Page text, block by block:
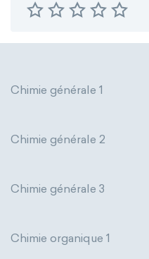
Chimie générale 1
Chimie générale 2
Chimie générale 3
Chimie organique 1